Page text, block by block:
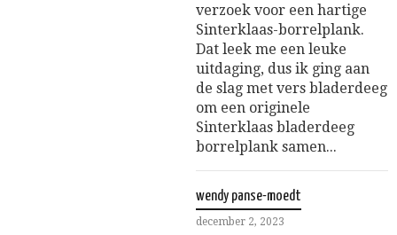
verzoek voor een hartige
Sinterklaas-borrelplank.
Dat leek me een leuke
uitdaging, dus ik ging aan
de slag met vers bladerdeeg
om een originele
Sinterklaas bladerdeeg
borrelplank samen...
wendy panse-moedt
december 2, 2023